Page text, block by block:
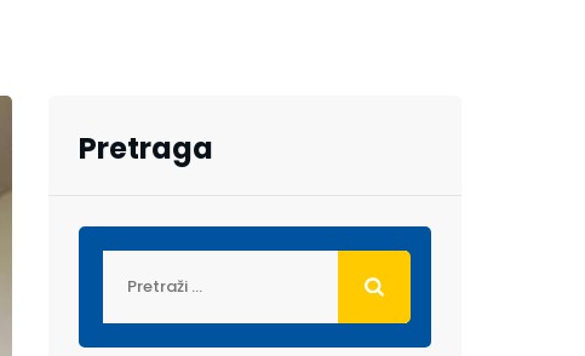
Pretraga